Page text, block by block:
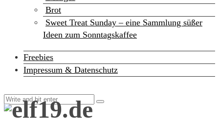
Brot
Sweet Treat Sunday – eine Sammlung süßer
Ideen zum Sonntagskaffee
Freebies
Impressum & Datenschutz